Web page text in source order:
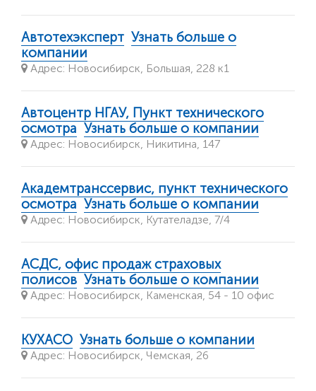
Автотехэксперт Узнать больше о
компании
Адрес: Новосибирск, Большая, 228 к1
Автоцентр НГАУ, Пункт технического
осмотра Узнать больше о компании
Адрес: Новосибирск, Никитина, 147
Академтранссервис, пункт технического
осмотра Узнать больше о компании
Адрес: Новосибирск, Кутателадзе, 7/4
АСДС, офис продаж страховых
полисов Узнать больше о компании
Адрес: Новосибирск, Каменская, 54 - 10 офис
КУХАСО Узнать больше о компании
Адрес: Новосибирск, Чемская, 26